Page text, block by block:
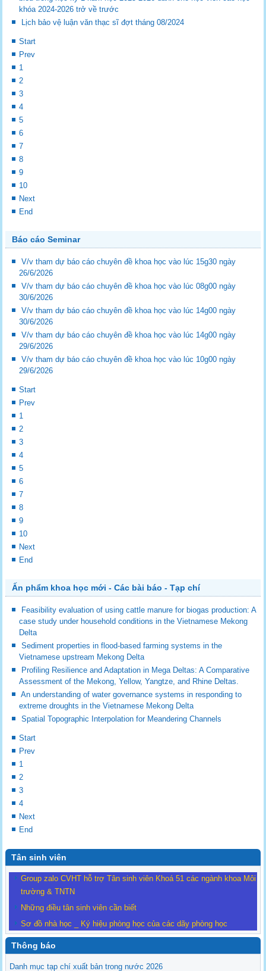
khóa 2024-2026 trở về trước
Lịch bảo vệ luận văn thạc sĩ đợt tháng 08/2024
Start
Prev
1
2
3
4
5
6
7
8
9
10
Next
End
Báo cáo Seminar
V/v tham dự báo cáo chuyên đề khoa học vào lúc 15g30 ngày
26/6/2026
V/v tham dự báo cáo chuyên đề khoa học vào lúc 08g00 ngày
30/6/2026
V/v tham dự báo cáo chuyên đề khoa học vào lúc 14g00 ngày
30/6/2026
V/v tham dự báo cáo chuyên đề khoa học vào lúc 14g00 ngày
29/6/2026
V/v tham dự báo cáo chuyên đề khoa học vào lúc 10g00 ngày
29/6/2026
Start
Prev
1
2
3
4
5
6
7
8
9
10
Next
End
Ấn phẩm khoa học mới - Các bài báo - Tạp chí
Feasibility evaluation of using cattle manure for biogas production: A
case study under household conditions in the Vietnamese Mekong
Delta
Sediment properties in flood-based farming systems in the
Vietnamese upstream Mekong Delta
Profiling Resilience and Adaptation in Mega Deltas: A Comparative
Assessment of the Mekong, Yellow, Yangtze, and Rhine Deltas.
An understanding of water governance systems in responding to
extreme droughts in the Vietnamese Mekong Delta
Spatial Topographic Interpolation for Meandering Channels
Start
Prev
1
2
3
4
Next
End
Tân sinh viên
Group zalo CVHT hỗ trợ Tân sinh viên Khoá 51 các ngành khoa Môi
trường & TNTN
Những điều tân sinh viên cần biết
Sơ đồ nhà học _ Ký hiệu phòng học của các dãy phòng học
Thông báo
Danh mục tạp chí xuất bản trong nước 2026